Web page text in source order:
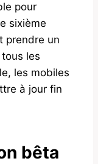
pour
sixième
prendre un
les
les mobiles
à jour fin
bêta